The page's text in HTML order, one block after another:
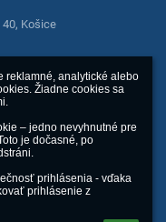
reklamné, analytické alebo
Žiadne cookies sa
– jedno nevyhnutné pre
je dočasné, po
prihlásenia - vďaka
prihlásenie z
Košice